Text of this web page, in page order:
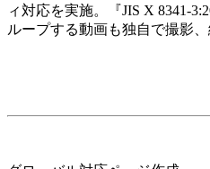
ィ対応を実施。『JIS X 8341-
ループする動画も独自で撮影